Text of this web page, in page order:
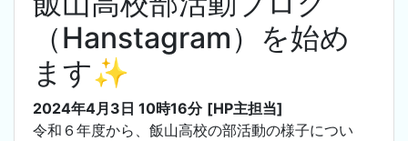
（Hanstagram）を始め
ます✨
2024年4月3日 10時16分 [HP主担当]
令和６年度から、飯山高校の部活動の様子につい